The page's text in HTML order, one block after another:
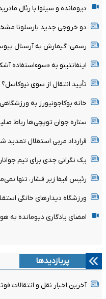
دیومانده و سیلوا با رئال
دو خروجی جدید بارسلونا
رسمی؛ گیمارش به آرسنال
اینفانتینو به «سوءاستفاده
تأیید انتقال از سوی نیوکاسل؟
خانه بوکاجونیورز به ورزشگاهی ۸۰ هزار نفری تبدیل می‌شود
ستاره جوان توپچی‌ها رباط
قرارداد مربی استقلال تمدید
یک نگرانی جدی برای تیم
رئیس فیفا زیر فشار، تنها
ورزشگاه دیدارهای خانگی
امضای یادگاری دیومانده به
پربازدیدها
آخرین اخبار نقل و انتقالات